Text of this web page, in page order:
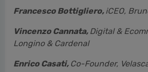
Francesco Bottigliero, iCEO,
Vincenzo Cannata, Digital &
Longino & Cardenal
Enrico Casati, Co-Founder,